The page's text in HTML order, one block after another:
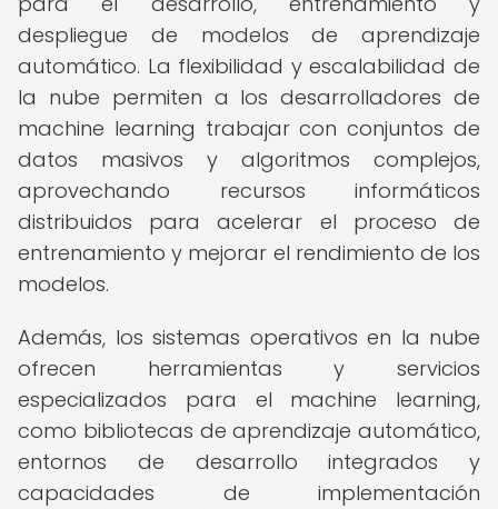
despliegue de modelos de aprendizaje
automático. La flexibilidad y escalabilidad de
la nube permiten a los desarrolladores de
machine learning trabajar con conjuntos de
datos masivos y algoritmos complejos,
aprovechando recursos informáticos
distribuidos para acelerar el proceso de
entrenamiento y mejorar el rendimiento de los
modelos.
Además, los sistemas operativos en la nube
ofrecen herramientas y servicios
especializados para el machine learning,
como bibliotecas de aprendizaje automático,
entornos de desarrollo integrados y
capacidades de implementación